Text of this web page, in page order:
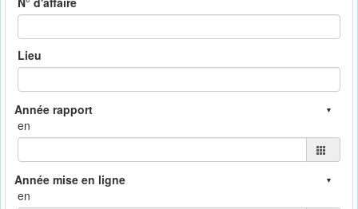
Lieu
en
en